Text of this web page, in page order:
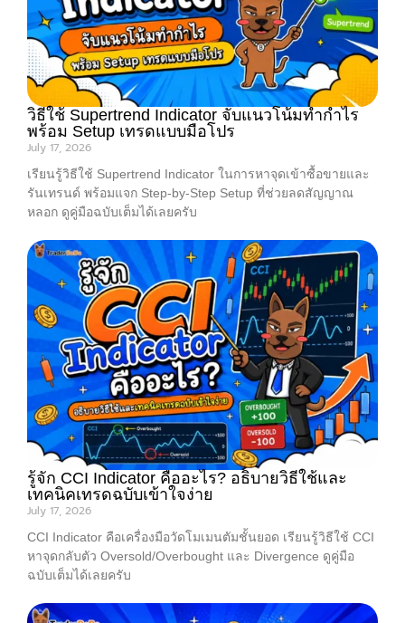
วิธีใช้ Supertrend Indicator จับแนวโน้มทำกำไร
พร้อม Setup เทรดแบบมือโปร
July 17, 2026
เรียนรู้วิธีใช้ Supertrend Indicator ในการหาจุดเข้าซื้อขายและ
รันเทรนด์ พร้อมแจก Step-by-Step Setup ที่ช่วยลดสัญญาณ
หลอก ดูคู่มือฉบับเต็มได้เลยครับ
รู้จัก CCI Indicator คืออะไร? อธิบายวิธีใช้และ
เทคนิคเทรดฉบับเข้าใจง่าย
July 17, 2026
CCI Indicator คือเครื่องมือวัดโมเมนตัมชั้นยอด เรียนรู้วิธีใช้ CCI
หาจุดกลับตัว Oversold/Overbought และ Divergence ดูคู่มือ
ฉบับเต็มได้เลยครับ